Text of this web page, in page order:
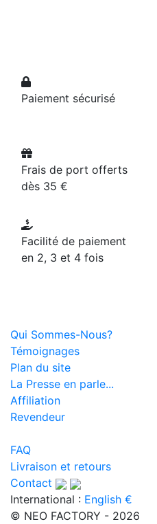
Paiement sécurisé
Frais de port offerts
dès 35 €
Facilité de paiement
en 2, 3 et 4 fois
Qui Sommes-Nous?
Témoignages
Plan du site
La Presse en parle...
Affiliation
Revendeur
FAQ
Livraison et retours
Contact
International : English €
© NEO FACTORY - 2026